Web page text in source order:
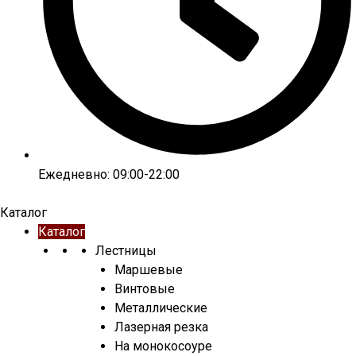
Ежедневно: 09:00-22:00
Каталог
Каталог
Лестницы
Маршевые
Винтовые
Металлические
Лазерная резка
На монокосоуре